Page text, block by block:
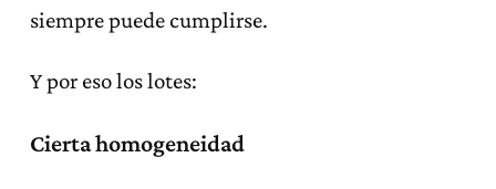
siempre puede cumplirse.
Y por eso los lotes:
Cierta homogeneidad